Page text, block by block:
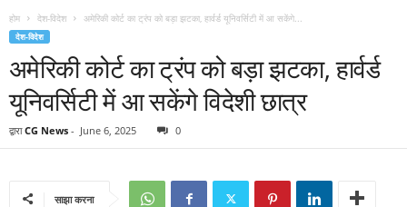
होम देश-विदेश अमेरिकी कोर्ट का ट्रंप को बड़ा झटका, हार्वर्ड यूनिवर्सिटी में आ सकेंगे...
देश-विदेश
अमेरिकी कोर्ट का ट्रंप को बड़ा झटका, हार्वर्ड
यूनिवर्सिटी में आ सकेंगे विदेशी छात्र
द्वारा CG News - June 6, 2025 0
साझा करना